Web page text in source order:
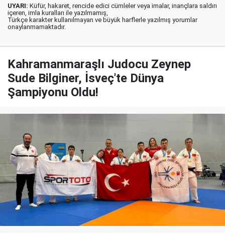
UYARI: Küfür, hakaret, rencide edici cümleler veya imalar, inançlara saldırı
içeren, imla kuralları ile yazılmamış,
Türkçe karakter kullanılmayan ve büyük harflerle yazılmış yorumlar
onaylanmamaktadır.
Kahramanmaraşlı Judocu Zeynep
Sude Bilginer, İsveç'te Dünya
Şampiyonu Oldu!